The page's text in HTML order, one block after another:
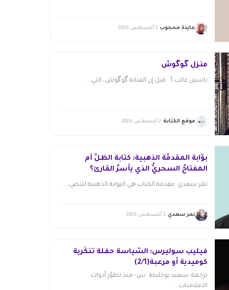
عايدة محجوب 2 أغسطس 2026
منزل گوگوش
ياسين غالب 1. قيل إن الفنانة گوگوش، التي...
موقع الكتابة 2 أغسطس 2026
بوَّابةُ المقدمِّة الذهبية: كتابةُ الظلِّ أم
المفتاحُ السحريُّ الذي يأسرُ القارئ؟
نمر سعدي مقدمة الكتاب هي البوابة الذهبية للنص،...
نمر سعدي 2 أغسطس 2026
فيليب سوليرس: السّياسة حفلة تنكّرية
كوميدية أو مرعبة(2/1)
ترجمة: سعيد بوخليط س- منذ تطوّر أدوات
الاعلاميات...